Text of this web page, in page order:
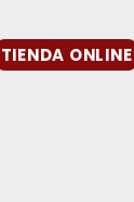
TIENDA ONLINE